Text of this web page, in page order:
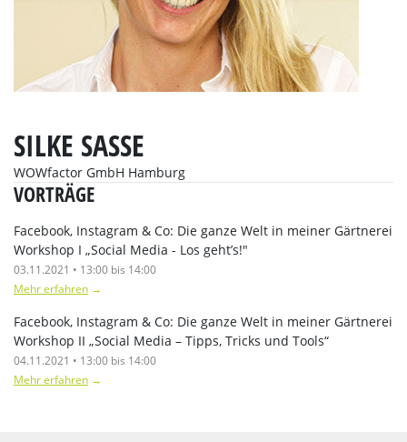
SILKE SASSE
WOWfactor GmbH Hamburg
VORTRÄGE
Facebook, Instagram & Co: Die ganze Welt in meiner Gärtnerei
Workshop I „Social Media - Los geht’s!"
03.11.2021 • 13:00 bis 14:00
Mehr erfahren →
Facebook, Instagram & Co: Die ganze Welt in meiner Gärtnerei
Workshop II „Social Media – Tipps, Tricks und Tools“
04.11.2021 • 13:00 bis 14:00
Mehr erfahren →